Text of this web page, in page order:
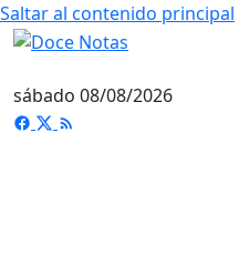
Saltar al contenido principal
sábado 08/08/2026